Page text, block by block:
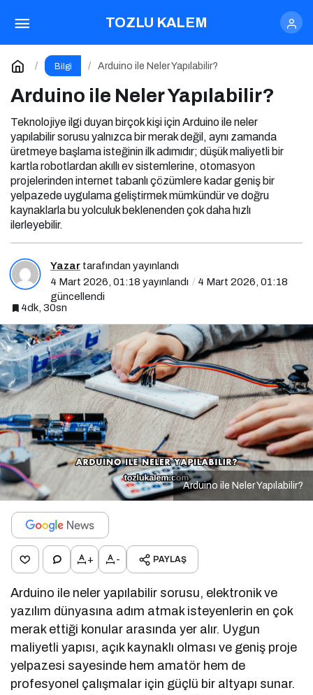
TOZLU KALEM
Bilgi Arduino ile Neler Yapılabilir?
Arduino ile Neler Yapılabilir?
Teknolojiye ilgi duyan birçok kişi için Arduino ile neler
yapılabilir sorusu yalnızca bir merak değil, aynı zamanda
üretmeye başlama isteğinin ilk adımıdır; düşük maliyetli bir
kartla robotlardan akıllı ev sistemlerine, otomasyon
projelerinden internet tabanlı çözümlere kadar geniş bir
yelpazede uygulama geliştirmek mümkündür ve doğru
kaynaklarla bu yolculuk beklenenden çok daha hızlı
ilerleyebilir.
Yazar tarafından yayınlandı
4 Mart 2026, 01:18 yayınlandı
4 Mart 2026, 01:18
güncellendi
4dk, 30sn
Arduino ile Neler Yapılabilir?
+ - PAYLAŞ
Arduino ile neler yapılabilir sorusu, elektronik ve
yazılım dünyasına adım atmak isteyenlerin en çok
merak ettiği konular arasında yer alır. Uygun
maliyetli yapısı, açık kaynaklı olması ve geniş proje
yelpazesi sayesinde hem amatör hem de
profesyonel çalışmalar için güçlü bir altyapı sunar.
Elektrikli Araç Almak Mantıklı mı?
Yorum Yap